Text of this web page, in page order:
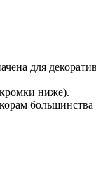
для
ниже).